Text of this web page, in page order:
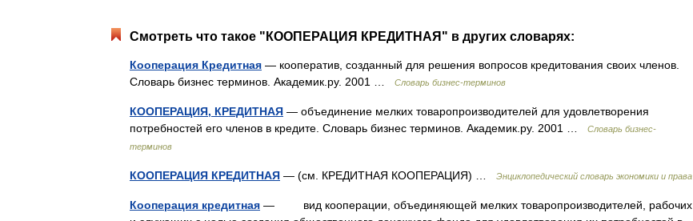
Смотреть что такое "КООПЕРАЦИЯ КРЕДИТНАЯ" в других словарях:
Кооперация Кредитная — кооператив, созданный для решения вопросов кредитования своих членов.
Словарь бизнес терминов. Академик.ру. 2001 …
Словарь бизнес-терминов
КООПЕРАЦИЯ, КРЕДИТНАЯ — объединение мелких товаропроизводителей для удовлетворения
потребностей его членов в кредите. Словарь бизнес терминов. Академик.ру. 2001 …
Словарь бизнес-
терминов
КООПЕРАЦИЯ КРЕДИТНАЯ — (см. КРЕДИТНАЯ КООПЕРАЦИЯ) … Энциклопедический словарь экономики и права
Кооперация кредитная — вид кооперации, объединяющей мелких товаропроизводителей, рабочих